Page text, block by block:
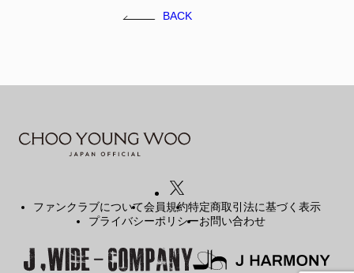
BACK
ファンクラブについて会員規約特定商取引法に基づく表示
プライバシーポリシーお問い合わせ